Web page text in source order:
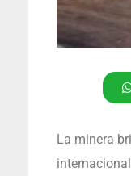
La minera